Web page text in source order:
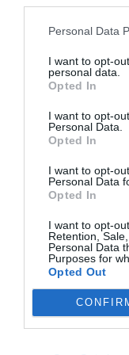
Personal Data
I want to opt-
personal data.
Opted In
I want to opt-
Personal Data.
Opted In
I want to opt-
Personal Data
Opted In
I want to opt-
Retention,
Personal Data
Purposes for
Opted Out
ACB, Asobal y
los datos de
selecciones,
España o Copas
nosotros a través
Añadir
de forma